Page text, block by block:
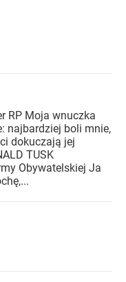
RP Moja wnuczka
najbardziej boli mnie,
dokuczają jej
TUSK
Obywatelskiej Ja